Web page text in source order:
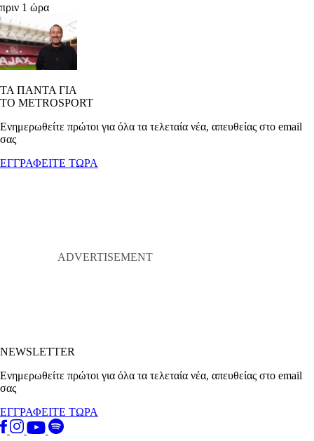
πριν 1 ώρα
ΤΑ ΠΑΝΤΑ ΓΙΑ
ΤΟ METROSPORT
Ενημερωθείτε πρώτοι για όλα τα τελεταία νέα, απευθείας στο email
σας
ΕΓΓΡΑΦΕΙΤΕ ΤΩΡΑ
NEWSLETTER
Ενημερωθείτε πρώτοι για όλα τα τελεταία νέα, απευθείας στο email
σας
ΕΓΓΡΑΦΕΙΤΕ ΤΩΡΑ